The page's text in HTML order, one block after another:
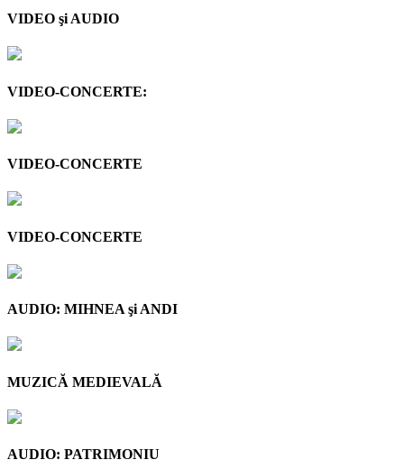
VIDEO şi AUDIO
VIDEO-CONCERTE:
VIDEO-CONCERTE
VIDEO-CONCERTE
AUDIO: MIHNEA şi ANDI
MUZICĂ MEDIEVALĂ
AUDIO: PATRIMONIU